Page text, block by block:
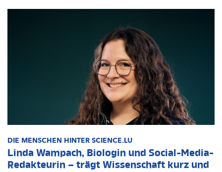
DIE MENSCHEN HINTER SCIENCE.LU
Linda Wampach, Biologin und Social-Media-
Redakteurin – trägt Wissenschaft kurz und